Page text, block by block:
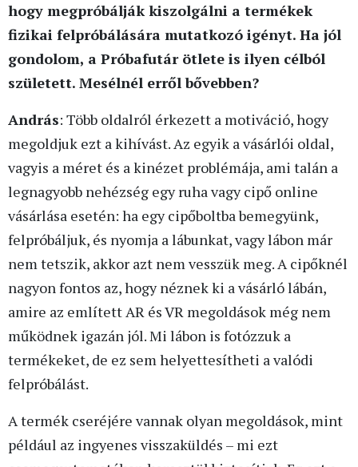
hogy megpróbálják kiszolgálni a termékek
fizikai felpróbálására mutatkozó igényt. Ha jól
gondolom, a Próbafutár ötlete is ilyen célból
született. Mesélnél erről bővebben?
András: Több oldalról érkezett a motiváció, hogy
megoldjuk ezt a kihívást. Az egyik a vásárlói oldal,
vagyis a méret és a kinézet problémája, ami talán a
legnagyobb nehézség egy ruha vagy cipő online
vásárlása esetén: ha egy cipőboltba bemegyünk,
felpróbáljuk, és nyomja a lábunkat, vagy lábon már
nem tetszik, akkor azt nem vesszük meg. A cipőknél
nagyon fontos az, hogy néznek ki a vásárló lábán,
amire az említett AR és VR megoldások még nem
működnek igazán jól. Mi lábon is fotózzuk a
termékeket, de ez sem helyettesítheti a valódi
felpróbálást.
A termék cseréjére vannak olyan megoldások, mint
például az ingyenes visszaküldés – mi ezt